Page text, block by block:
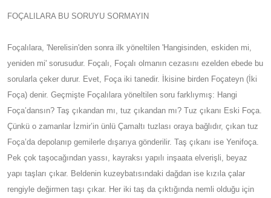
FOÇALILARA BU SORUYU SORMAYIN
Foçalılara, 'Nerelisin'den sonra ilk yöneltilen 'Hangisinden, eskiden mi,
yeniden mi' sorusudur. Foçalı, Foçalı olmanın cezasını ezelden ebede bu
sorularla çeker durur. Evet, Foça iki tanedir. İkisine birden Foçateyn (İki
Foça) denir. Geçmişte Foçalılara yöneltilen soru farklıymış: Hangi
Foça’dansın? Taş çıkandan mı, tuz çıkandan mı? Tuz çıkanı Eski Foça.
Çünkü o zamanlar İzmir’in ünlü Çamaltı tuzlası oraya bağlıdır, çıkan tuz
Foça’da depolanıp gemilerle dışarıya gönderilir. Taş çıkanı ise Yenifoça.
Pek çok taşocağından yassı, kayraksı yapılı inşaata elverişli, beyaz
yapı taşları çıkar. Beldenin kuzeybatısındaki dağdan ise kızıla çalar
rengiyle değirmen taşı çıkar. Her iki taş da çıktığında nemli olduğu için